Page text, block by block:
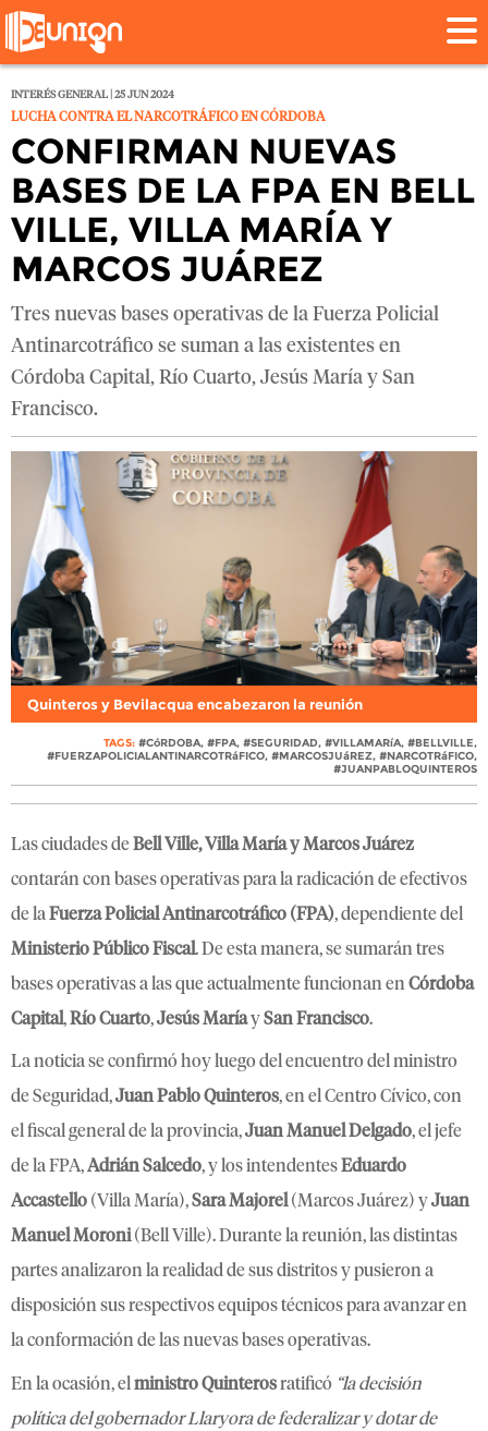
INTERÉS GENERAL | 25 JUN 2024
LUCHA CONTRA EL NARCOTRÁFICO EN CÓRDOBA
CONFIRMAN NUEVAS
BASES DE LA FPA EN BELL
VILLE, VILLA MARÍA Y
MARCOS JUÁREZ
Tres nuevas bases operativas de la Fuerza Policial
Antinarcotráfico se suman a las existentes en
Córdoba Capital, Río Cuarto, Jesús María y San
Francisco.
Quinteros y Bevilacqua encabezaron la reunión
TAGS: #CóRDOBA, #FPA, #SEGURIDAD, #VILLAMARíA, #BELLVILLE,
#FUERZAPOLICIALANTINARCOTRáFICO, #MARCOSJUáREZ, #NARCOTRáFICO,
#JUANPABLOQUINTEROS
Las ciudades deBell Ville, Villa María yMarcos Juárez
contarán con bases operativas para la radicación de efectivos
de laFuerza Policial Antinarcotráfico (FPA), dependiente del
Ministerio Público Fiscal. De esta manera, se sumarán tres
bases operativas a las que actualmente funcionan enCórdoba
Capital,Río Cuarto,Jesús MaríaySan Francisco.
La noticia se confirmó hoy luego del encuentro del ministro
de Seguridad,Juan Pablo Quinteros, en el Centro Cívico, con
el fiscal general de la provincia,Juan Manuel Delgado, el jefe
de la FPA,Adrián Salcedo, y los intendentesEduardo
Accastello (Villa María),Sara Majorel(Marcos Juárez) yJuan
Manuel Moroni(Bell Ville). Durante la reunión, las distintas
partes analizaron la realidad de sus distritos y pusieron a
disposición sus respectivos equipos técnicos para avanzar en
la conformación de las nuevas bases operativas.
En la ocasión, el ministro Quinterosratificó “la decisión
política del gobernador Llaryora de federalizar y dotar de